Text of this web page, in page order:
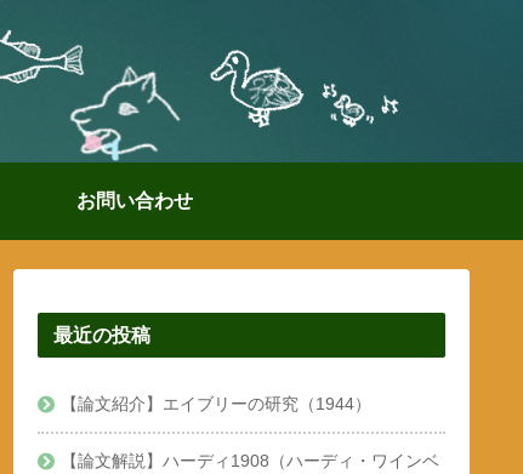
お問い合わせ
最近の投稿
【論文紹介】エイブリーの研究（1944）
【論文解説】ハーディ1908（ハーディ・ワインベ